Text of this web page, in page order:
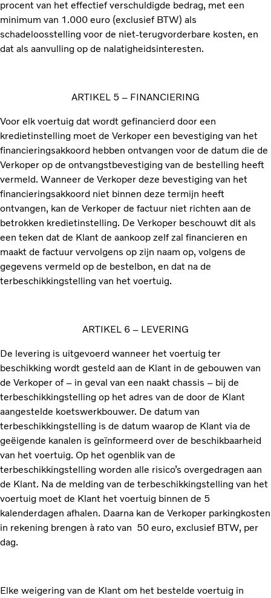
procent van het effectief verschuldigde bedrag, met een
minimum van 1.000 euro (exclusief BTW) als
schadeloosstelling voor de niet-terugvorderbare kosten, en
dat als aanvulling op de nalatigheidsinteresten.
ARTIKEL 5 – FINANCIERING
Voor elk voertuig dat wordt gefinancierd door een
kredietinstelling moet de Verkoper een bevestiging van het
financieringsakkoord hebben ontvangen voor de datum die de
Verkoper op de ontvangstbevestiging van de bestelling heeft
vermeld. Wanneer de Verkoper deze bevestiging van het
financieringsakkoord niet binnen deze termijn heeft
ontvangen, kan de Verkoper de factuur niet richten aan de
betrokken kredietinstelling. De Verkoper beschouwt dit als
een teken dat de Klant de aankoop zelf zal financieren en
maakt de factuur vervolgens op zijn naam op, volgens de
gegevens vermeld op de bestelbon, en dat na de
terbeschikkingstelling van het voertuig.
ARTIKEL 6 – LEVERING
De levering is uitgevoerd wanneer het voertuig ter
beschikking wordt gesteld aan de Klant in de gebouwen van
de Verkoper of – in geval van een naakt chassis – bij de
terbeschikkingstelling op het adres van de door de Klant
aangestelde koetswerkbouwer. De datum van
terbeschikkingstelling is de datum waarop de Klant via de
geëigende kanalen is geïnformeerd over de beschikbaarheid
van het voertuig. Op het ogenblik van de
terbeschikkingstelling worden alle risico’s overgedragen aan
de Klant. Na de melding van de terbeschikkingstelling van het
voertuig moet de Klant het voertuig binnen de 5
kalenderdagen afhalen. Daarna kan de Verkoper parkingkosten
in rekening brengen à rato van 50 euro, exclusief BTW, per
dag.
Elke weigering van de Klant om het bestelde voertuig in